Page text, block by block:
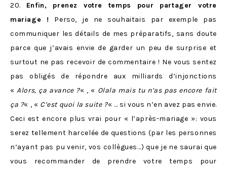
20. Enfin, prenez votre temps pour partager votre
mariage !
Perso, je ne souhaitais par exemple pas
communiquer les détails de mes préparatifs, sans doute
parce que j’avais envie de garder un peu de surprise et
surtout ne pas recevoir de commentaire ! Ne vous sentez
pas obligés de répondre aux milliards d’injonctions
«Alors, ça avance ?« , « Olala mais tu n’as pas encore fait
ça ?« , « C’est quoi la suite ?« … si vous n’en avez pas envie.
Ceci est encore plus vrai pour « l’après-mariage »: vous
serez tellement harcelée de questions (par les personnes
n’ayant pas pu venir, vos collègues…) que je ne saurai que
vous recommander de prendre votre temps pour